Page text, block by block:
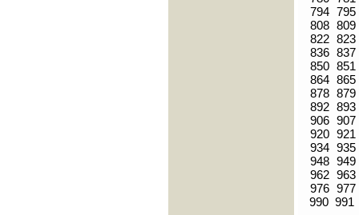
794 795
808 809
822 823
836 837
850 851
864 865
878 879
892 893
906 907
920 921
934 935
948 949
962 963
976 977
990 991